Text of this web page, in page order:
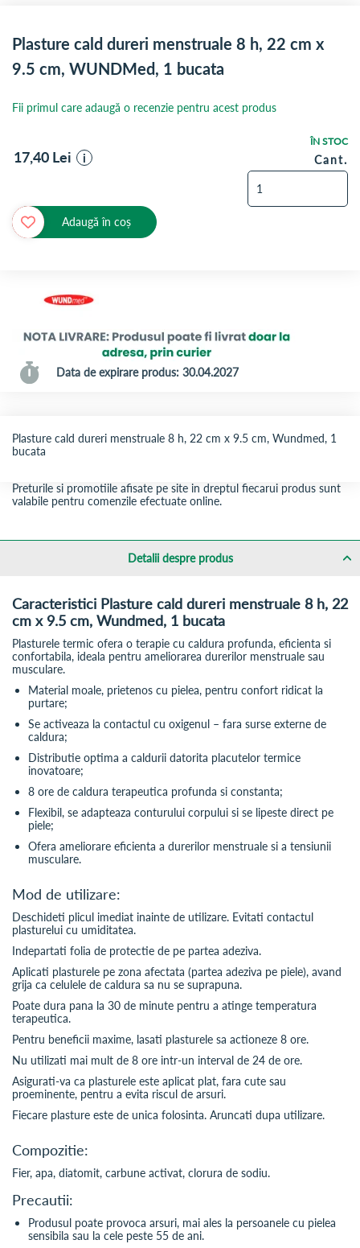
Data de expirare produs: 30.04.2027
Plasture cald dureri menstruale 8 h, 22 cm x 9.5 cm, Wundmed, 1
bucata
Plasture cald dureri menstruale 8 h, 22 cm x
9.5 cm, WUNDMed, 1 bucata
ÎN STOC
Fii primul care adaugă o recenzie pentru acest produs
17,40 Lei i Cant.
Adaugă în coș
Preturile si promotiile afisate pe site in dreptul fiecarui produs sunt
valabile pentru comenzile efectuate online.
Detalii despre produs
Caracteristici Plasture cald dureri menstruale 8 h, 22
cm x 9.5 cm, Wundmed, 1 bucata
Plasturele termic ofera o terapie cu caldura profunda, eficienta si
confortabila, ideala pentru ameliorarea durerilor menstruale sau
musculare.
Material moale, prietenos cu pielea, pentru confort ridicat la
purtare;
Se activeaza la contactul cu oxigenul – fara surse externe de
caldura;
Distributie optima a caldurii datorita placutelor termice
inovatoare;
8 ore de caldura terapeutica profunda si constanta;
Flexibil, se adapteaza conturului corpului si se lipeste direct pe
piele;
Ofera ameliorare eficienta a durerilor menstruale si a tensiunii
musculare.
Mod de utilizare:
Deschideti plicul imediat inainte de utilizare. Evitati contactul
plasturelui cu umiditatea.
Indepartati folia de protectie de pe partea adeziva.
Aplicati plasturele pe zona afectata (partea adeziva pe piele), avand
grija ca celulele de caldura sa nu se suprapuna.
Poate dura pana la 30 de minute pentru a atinge temperatura
terapeutica.
Pentru beneficii maxime, lasati plasturele sa actioneze 8 ore.
Nu utilizati mai mult de 8 ore intr-un interval de 24 de ore.
Asigurati-va ca plasturele este aplicat plat, fara cute sau
proeminente, pentru a evita riscul de arsuri.
Fiecare plasture este de unica folosinta. Aruncati dupa utilizare.
Compozitie:
Fier, apa, diatomit, carbune activat, clorura de sodiu.
Precautii:
Produsul poate provoca arsuri, mai ales la persoanele cu pielea
sensibila sau la cele peste 55 de ani.